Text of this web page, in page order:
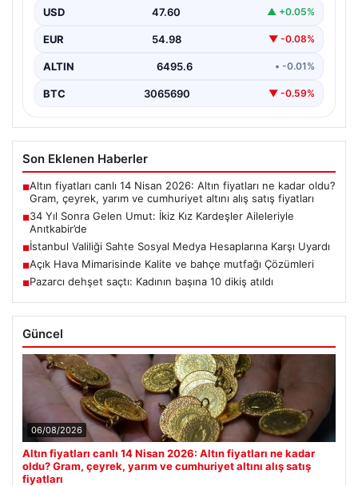
(59) çifti, tam 34 yıllık bir bekleyişin…
USD 47.60 ▲ +0.05%
EUR 54.98 ▼ -0.08%
ALTIN 6495.6 • -0.01%
BTC 3065690 ▼ -0.59%
Son Eklenen Haberler
■Altın fiyatları canlı 14 Nisan 2026: Altın fiyatları ne kadar oldu?
Gram, çeyrek, yarım ve cumhuriyet altını alış satış fiyatları
■34 Yıl Sonra Gelen Umut: İkiz Kız Kardeşler Aileleriyle
Anıtkabir’de
■İstanbul Valiliği Sahte Sosyal Medya Hesaplarına Karşı Uyardı
■Açık Hava Mimarisinde Kalite ve bahçe mutfağı Çözümleri
■Pazarcı dehşet saçtı: Kadının başına 10 dikiş atıldı
Güncel
06/08/2026
Altın fiyatları canlı 14 Nisan 2026: Altın fiyatları ne kadar
oldu? Gram, çeyrek, yarım ve cumhuriyet altını alış satış
fiyatları